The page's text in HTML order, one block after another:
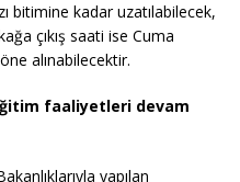
bitimine kadar uzatılabilecek,
çıkış saati ise Cuma
alınabilecektir.
faaliyetleri devam
yapılan